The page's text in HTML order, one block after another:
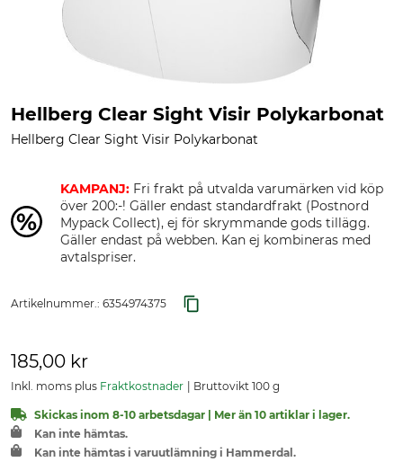
Hellberg Clear Sight Visir Polykarbonat
Hellberg Clear Sight Visir Polykarbonat
KAMPANJ: Fri frakt på utvalda varumärken vid köp
över 200:-! Gäller endast standardfrakt (Postnord
Mypack Collect), ej för skrymmande gods tillägg.
Gäller endast på webben. Kan ej kombineras med
avtalspriser.
Artikelnummer.: 6354974375
185,00 kr
Inkl. moms plus Fraktkostnader Bruttovikt 100 g
Skickas inom 8-10 arbetsdagar | Mer än 10 artiklar i lager.
Kan inte hämtas.
Kan inte hämtas i varuutlämning i Hammerdal.